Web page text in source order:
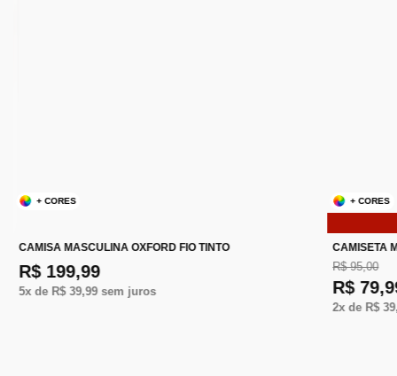
+ CORES
CAMISA MASCULINA OXFORD FIO TINTO
R$ 199,99
5x de R$ 39,99sem juros
+ CORES
CAMISETA
R$ 95,00
R$
2x de R$